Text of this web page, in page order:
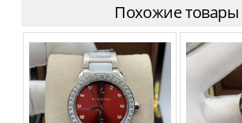
Похожие товары